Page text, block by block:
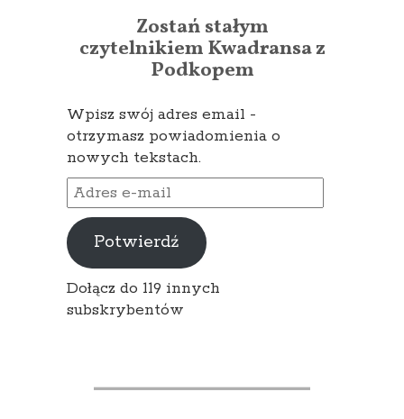
Zostań stałym
czytelnikiem Kwadransa z
Podkopem
Wpisz swój adres email -
otrzymasz powiadomienia o
nowych tekstach.
Adres
e-
mail
Potwierdź
Dołącz do 119 innych
subskrybentów